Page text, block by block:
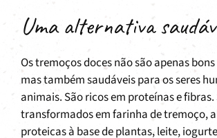
Uma alternativa
Os tremoços doces não são apenas
mas também saudáveis para os seres
animais. São ricos em proteínas e fibras.
transformados em farinha de tremoço,
proteicas à base de plantas, leite,